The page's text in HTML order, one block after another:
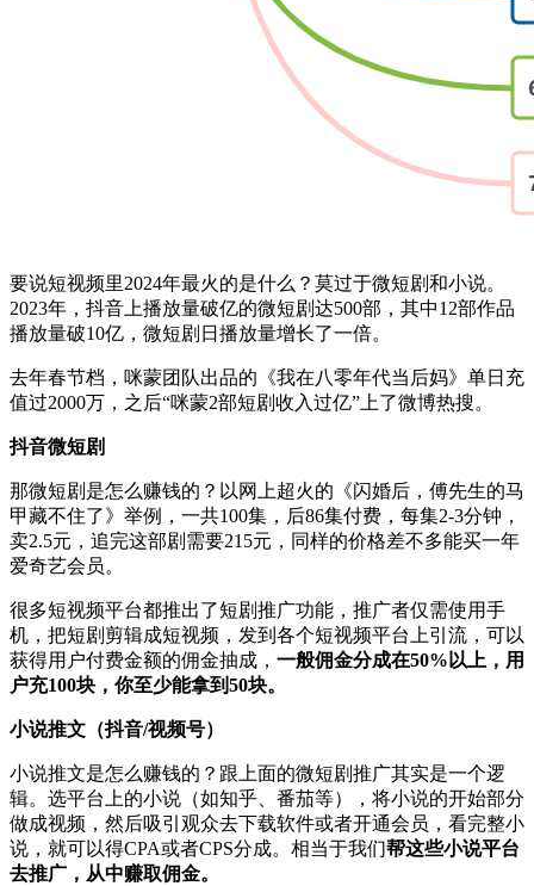
要说短视频里2024年最火的是什么？莫过于微短剧和小说。
2023年，抖音上播放量破亿的微短剧达500部，其中12部作品
播放量破10亿，微短剧日播放量增长了一倍。
去年春节档，咪蒙团队出品的《我在八零年代当后妈》单日充
值过2000万，之后“咪蒙2部短剧收入过亿”上了微博热搜。
抖音微短剧
那微短剧是怎么赚钱的？以网上超火的《闪婚后，傅先生的马
甲藏不住了》举例，一共100集，后86集付费，每集2-3分钟，
卖2.5元，追完这部剧需要215元，同样的价格差不多能买一年
爱奇艺会员。
很多短视频平台都推出了短剧推广功能，推广者仅需使用手
机，把短剧剪辑成短视频，发到各个短视频平台上引流，可以
获得用户付费金额的佣金抽成， 一般佣金分成在50%以上，用
户充100块，你至少能拿到50块。
小说推文（抖音/视频号）
小说推文是怎么赚钱的？跟上面的微短剧推广其实是一个逻
辑。选平台上的小说（如知乎、番茄等），将小说的开始部分
做成视频，然后吸引观众去下载软件或者开通会员，看完整小
说，就可以得CPA或者CPS分成。相当于我们帮这些小说平台
去推广，从中赚取佣金。